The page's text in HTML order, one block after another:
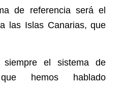
de referencia será el
las Islas Canarias, que
el sistema de
hemos hablado